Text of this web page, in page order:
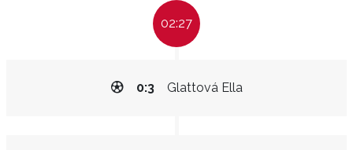
02:27
Glattová Ella
0:3